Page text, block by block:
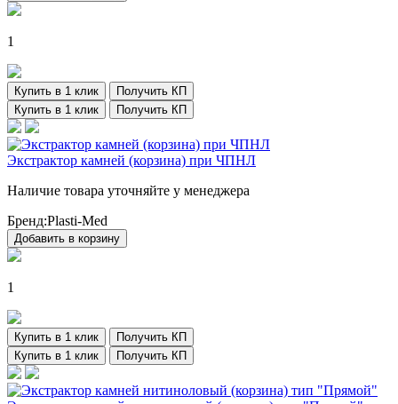
1
Купить в 1 клик
Получить КП
Купить в 1 клик
Получить КП
Экстрактор камней (корзина) при ЧПНЛ
Наличие товара уточняйте у менеджера
Бренд:Plasti-Med
Добавить в корзину
1
Купить в 1 клик
Получить КП
Купить в 1 клик
Получить КП